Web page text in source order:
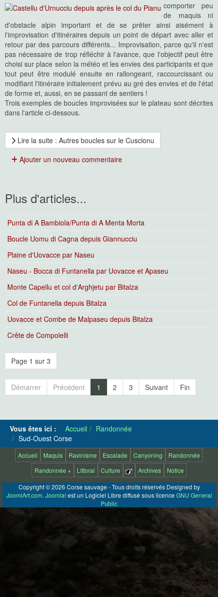
comporter peu
de maquis ni
d'obstacle alpin important et de se prêter ainsi aisément à
l'improvisation d'itinéraires depuis un point de départ avec aller et
retour par des parcours différents... Improvisation, parce qu'il n'est
pas nécessaire de trop réfléchir à l'avance, que l'objectif peut être
choisi sur place selon la météo et les envies des participants et que
tout peut être modulé ensuite en rallongeant, raccourcissant ou
modifiant l'itinéraire initialement prévu au gré des envies et de l'état
de forme et, aussi, en se passant de sentiers !
Trois exemples de boucles improvisées sur le plateau sont décrites
dans l'article ci-dessous.
Lire la suite : Autres boucles sur le Cuscionu
Ajouter un nouveau commentaire
Plus d'articles...
Punta di A Bambiola/Punta di A Menta Morta
Boucle Uomu di Cagna depuis Giannucciu
Plaine d'Uovacce par Naseu
Naseu - Bocca di Funtanella par Uovacce et Apaseu
Monte Capellu et col d'Arghjetu par Bitalza
Col de Funtanella depuis Bitalza
Uovacce et Combe de Malpaseu depuis Bitalza
Crête de Compolelli
Page 1 sur 3
Démarrer Précédent 1 2 3 Suivant Fin
Vous êtes ici : Accueil
Randonnée
Sud-Ouest Corse
Accueil Maquis Ravinisme Escalade Canyoning
Randonnée
Randonnée +
Littoral Culture * Archives
Notice
Copyright © 2026 Corse sauvage - Tous droits réservés Designed by
JoomlArt.com. Joomla!est un Logiciel Libre diffusé sous licenceGNU General
Public